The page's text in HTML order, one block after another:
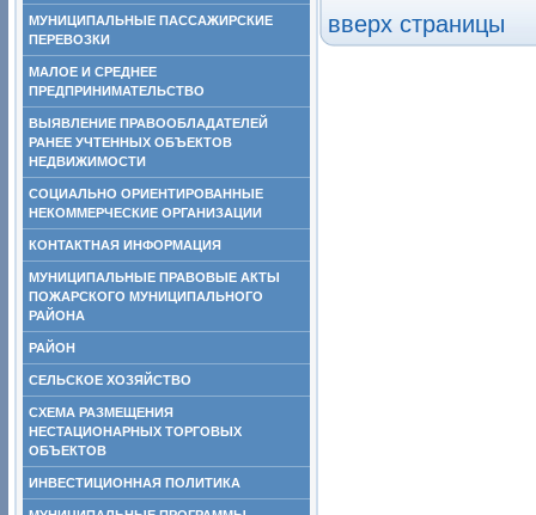
МУНИЦИПАЛЬНЫЕ ПАССАЖИРСКИЕ
ПЕРЕВОЗКИ
МАЛОЕ И СРЕДНЕЕ
ПРЕДПРИНИМАТЕЛЬСТВО
ВЫЯВЛЕНИЕ ПРАВООБЛАДАТЕЛЕЙ
РАНЕЕ УЧТЕННЫХ ОБЪЕКТОВ
НЕДВИЖИМОСТИ
СОЦИАЛЬНО ОРИЕНТИРОВАННЫЕ
НЕКОММЕРЧЕСКИЕ ОРГАНИЗАЦИИ
КОНТАКТНАЯ ИНФОРМАЦИЯ
МУНИЦИПАЛЬНЫЕ ПРАВОВЫЕ АКТЫ
ПОЖАРСКОГО МУНИЦИПАЛЬНОГО
РАЙОНА
РАЙОН
СЕЛЬСКОЕ ХОЗЯЙСТВО
СХЕМА РАЗМЕЩЕНИЯ
НЕСТАЦИОНАРНЫХ ТОРГОВЫХ
ОБЪЕКТОВ
ИНВЕСТИЦИОННАЯ ПОЛИТИКА
вверх страницы